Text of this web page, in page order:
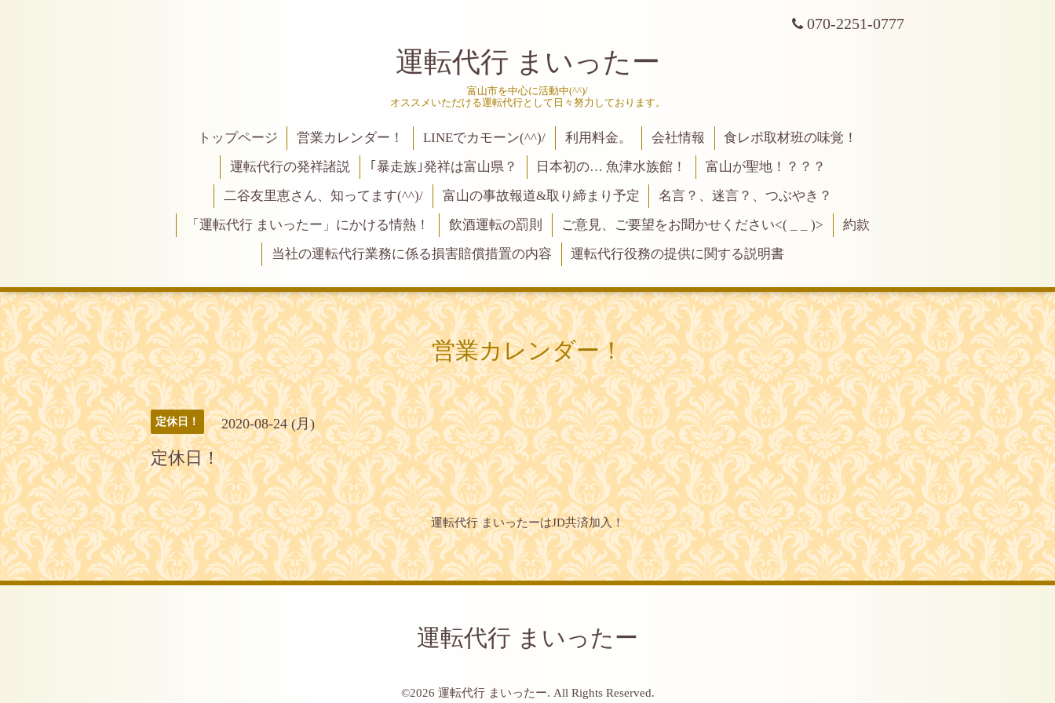
070-2251-0777
運転代行 まいったー
富山市を中心に活動中(^^)/
オススメいただける運転代行として日々努力しております。
トップページ 営業カレンダー！ LINEでカモーン(^^)/ 利用料金。 会社情報
食レポ取材班の味覚！
運転代行の発祥諸説
｢暴走族｣発祥は富山県？ 日本初の… 魚津水族館！
富山が聖地！？？？
二谷友里恵さん、知ってます(^^)/
富山の事故報道&取り締まり予定
名言？、迷言？、つぶやき？
「運転代行 まいったー」にかける情熱！
飲酒運転の罰則 ご意見、ご要望をお聞かせください<( _ _ )>
約款
当社の運転代行業務に係る損害賠償措置の内容
運転代行役務の提供に関する説明書
営業カレンダー！
定休日！ 2020-08-24 (月)
定休日！
運転代行 まいったーはJD共済加入！
運転代行 まいったー
©2026 運転代行 まいったー. All Rights Reserved.